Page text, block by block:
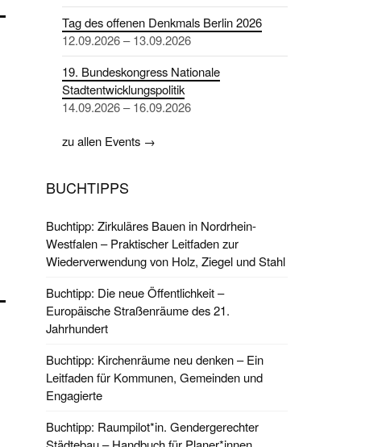
Tag des offenen Denkmals Berlin 2026
12.09.2026 – 13.09.2026
19. Bundeskongress Nationale
Stadtentwicklungspolitik
14.09.2026 – 16.09.2026
zu allen Events →
BUCHTIPPS
Buchtipp: Zirkuläres Bauen in Nordrhein-
Westfalen – Praktischer Leitfaden zur
Wiederverwendung von Holz, Ziegel und Stahl
Buchtipp: Die neue Öffentlichkeit –
Europäische Straßenräume des 21.
Jahrhundert
Buchtipp: Kirchenräume neu denken – Ein
Leitfaden für Kommunen, Gemeinden und
Engagierte
Buchtipp: Raumpilot*in. Gendergerechter